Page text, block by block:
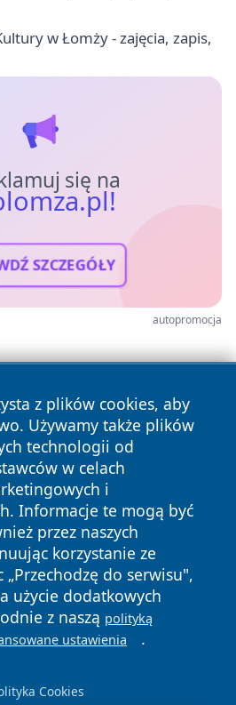
w Łomży - zajęcia, zapis,
się na
SZCZEGÓŁY
autopromocja
z plików cookies, aby
Używamy także plików
technologii od
w celach
i
Informacje te mogą być
przez naszych
korzystanie ze
do serwisu",
użycie dodatkowych
z naszą polityką
ustawienia .
Cookies
Wszystkie prawa zastrzeżone.
Polityka
Cookies